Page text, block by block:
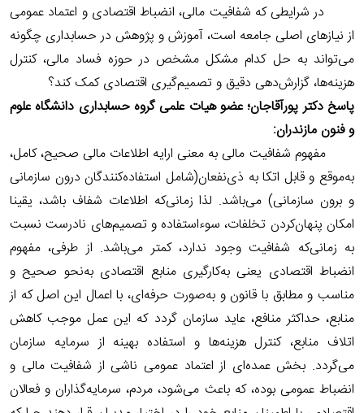
در شرایطی که شفافیت مالی، انضباط اقتصادی و اعتماد عمومی
از نیازهای اصلی جامعه است، آموزش و پژوهش در حسابداری چگونه
می‌تواند به حل کدام مشکل مشخص در حوزه فساد مالی، کنترل
هزینه‌ها، گزارش‌دهی دقیق و تصمیم‌گیری اقتصادی کمک کند؟
پاسخ دکتر پورآقاجان؛ عضو هیات علمی گروه حسابداری دانشگاه علوم
و فنون مازندران:
مفهوم شفافیت مالی به معنی ارایه اطلاعات مالی صحیح، کامل،
به‌موقع و قابل اتکا به ذی‌نفعان(شامل استفاده‌کنندگان درون سازمانی
و برون سازمانی) می‌باشد. لذا زمانی‌که اطلاعات شفاف باشد، یقینا
امکان پنهان‌کردن تخلفات، سوءاستفاده و تصمیم‌های نادرست نسبت
به زمانی‌که شفافیت وجود ندارد، کمتر می‌باشد. از طرفی، مفهوم
انضباط اقتصادی یعنی به‌کارگیری منابع اقتصادی به‌نحو صحیح و
مناسب و مطابق با قانون و به‌صورت حرفه‌ای، با اعمال این اصل که از
منابع، حداکثر منافع، عاید سازمان گردد که این عمل موجب کاهش
اتلاف منابع، کنترل هزینه‌ها و استفاده بهینه از سرمایه‌ سازمان
می‌‌گردد. بخش عمده‌ای از اعتماد عمومی ناشی از شفافیت مالی و
انضباط عمومی بوده، که باعث می‌شود، مردم، سرمایه‌گذاران و فعالان